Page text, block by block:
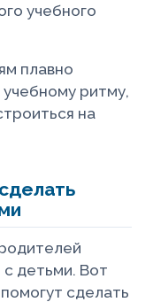
учебного
плавно
ритму,
на
детьми. Вот
сделать